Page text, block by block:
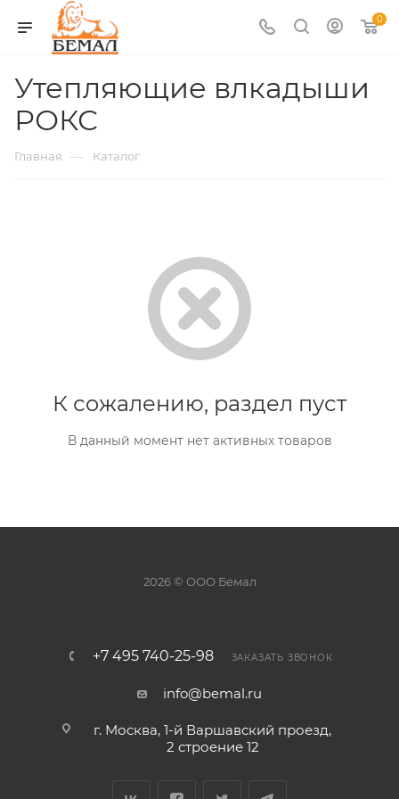
0
Утепляющие влкадыши
РОКС
Главная — Каталог
К сожалению, раздел пуст
В данный момент нет активных товаров
2026 © ООО Бемал
+7 495 740-25-98 ЗАКАЗАТЬ ЗВОНОК
info@bemal.ru
г. Москва, 1-й Варшавский проезд,
2 строение 12